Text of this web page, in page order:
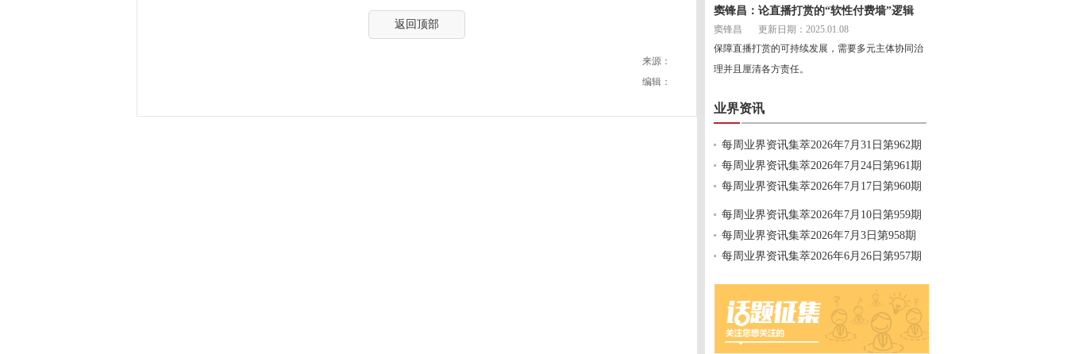
返回顶部
来源：
编辑：
窦锋昌：论直播打赏的“软性付费墙”逻辑
窦锋昌
更新日期：2025.01.08
保障直播打赏的可持续发展，需要多元主体协同治
理并且厘清各方责任。
业界资讯
每周业界资讯集萃2026年7月31日第962期
每周业界资讯集萃2026年7月24日第961期
每周业界资讯集萃2026年7月17日第960期
每周业界资讯集萃2026年7月10日第959期
每周业界资讯集萃2026年7月3日第958期
每周业界资讯集萃2026年6月26日第957期